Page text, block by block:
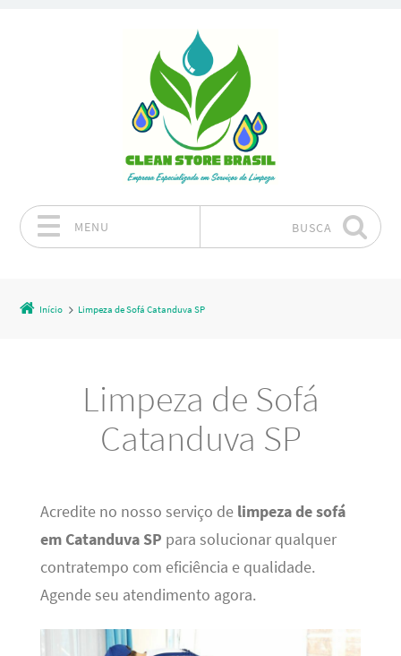
MENU BUSCA
Início Limpeza de Sofá Catanduva SP
Limpeza de Sofá
Catanduva SP
Acredite no nosso serviço de limpeza de sofá
em Catanduva SP para solucionar qualquer
contratempo com eficiência e qualidade.
Agende seu atendimento agora.